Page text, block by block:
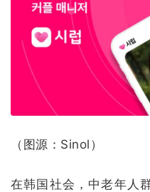
（图源：Sinol）
在韩国社会，中老年人